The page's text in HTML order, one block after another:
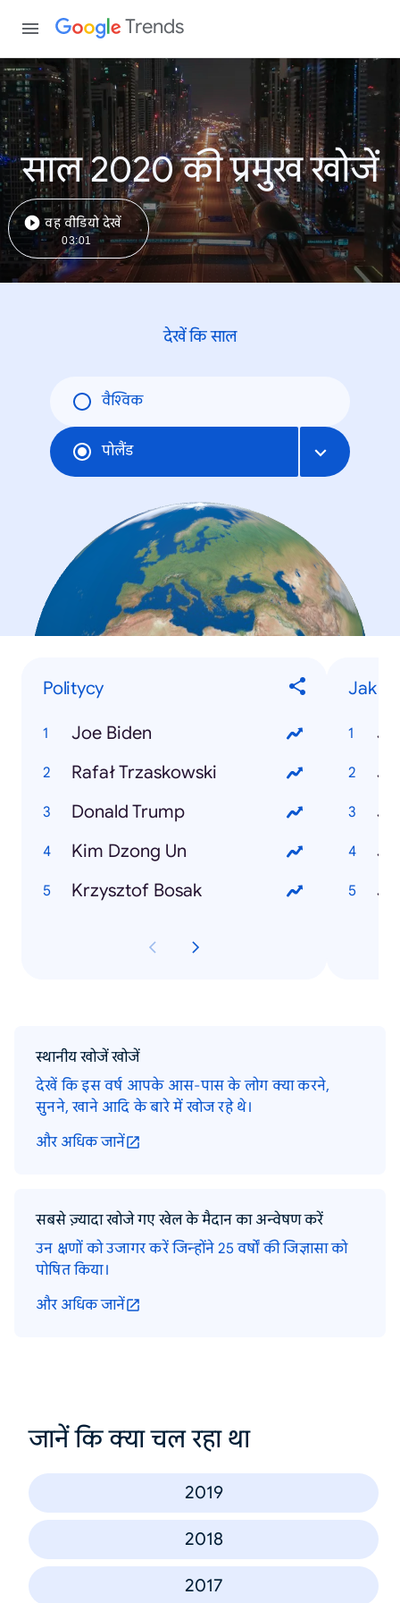
Trends
साल 2020 की प्रमुख खोजें
वह वीडियो देखें
03:01
देखें कि साल
वैश्विक
पोलैंड
Politycy
Joe Biden
Rafał Trzaskowski
Donald Trump
Kim Dzong Un
Krzysztof Bosak
Jak
स्थानीय खोजें खोजें
देखें कि इस वर्ष आपके आस-पास के लोग क्या करने,
सुनने, खाने आदि के बारे में खोज रहे थे।
और अधिक जानें
सबसे ज़्यादा खोजे गए खेल के मैदान का अन्वेषण करें
उन क्षणों को उजागर करें जिन्होंने 25 वर्षों की जिज्ञासा को
पोषित किया।
और अधिक जानें
जानें कि क्या चल रहा था
2019
2018
2017